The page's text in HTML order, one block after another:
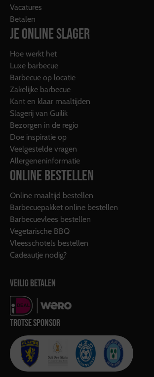
Vacatures
Betalen
JE ONLINE SLAGER
Hoe werkt het
Luxe barbecue
Barbecue op locatie
Zakelijke barbecue
Kant en klaar maaltijden
Slagerij van Guilik
Bezorgen in de regio
Doe inspiratie op
Veelgestelde vragen
Allergeneninformatie
ONLINE BESTELLEN
Online maaltijd bestellen
Barbecuepakket online bestellen
Barbecuevlees bestellen
Vegetarische BBQ
Vleesschotels bestellen
Cadeautje nodig?
VEILIG BETALEN
TROTSE SPONSOR